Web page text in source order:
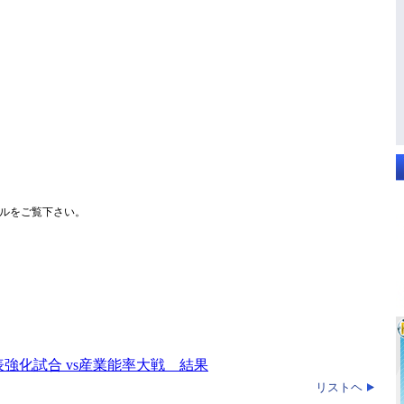
をご覧下さい。
化試合 vs産業能率大戦 結果
リストヘ